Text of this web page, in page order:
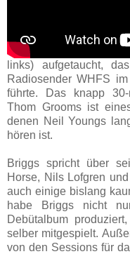
links) aufgetaucht,
Radio­sender WHFS
führte. Das knapp 30-
Thom Grooms ist
denen Neil Youngs
hören ist.
Briggs spricht über
Horse, Nils Lofgren
auch einige bislang
habe Briggs nicht
Debütalbum
selber mitgespielt.
von den Sessions für